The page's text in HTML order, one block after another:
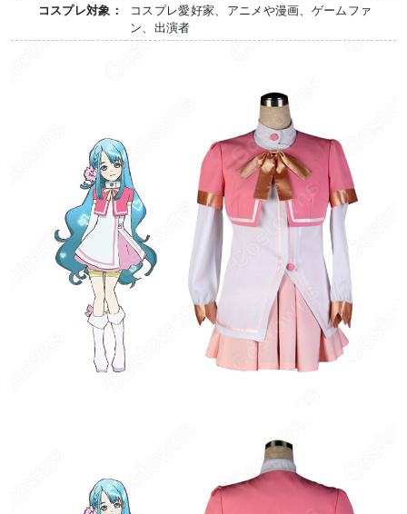
コスプレ対象：
コスプレ愛好家、アニメや漫画、ゲームファ
ン、出演者